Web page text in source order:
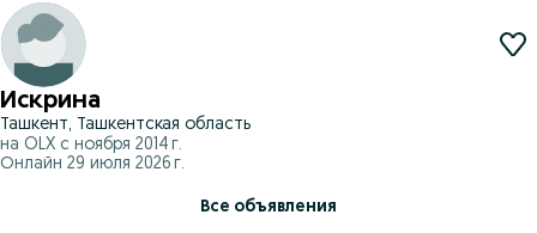
Искрина
Ташкент, Ташкентская область
на OLX с ноября 2014 г.
Онлайн 29 июля 2026 г.
Все объявления